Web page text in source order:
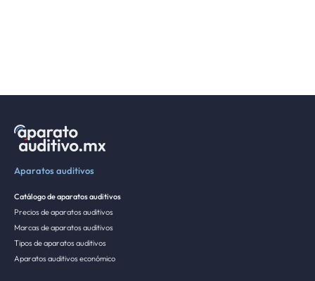
Aparatos auditivos
Catálogo de aparatos auditivos
Precios de aparatos auditivos
Marcas de aparatos auditivos
Tipos de aparatos auditivos
Aparatos auditivos económico